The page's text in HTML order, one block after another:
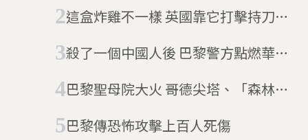
這盒炸雞不一樣 英國靠它打擊持刀犯
殺了一個中國人後 巴黎警方點燃華裔
巴黎聖母院大火 哥德尖塔、「森林」
巴黎傳恐怖攻擊上百人死傷